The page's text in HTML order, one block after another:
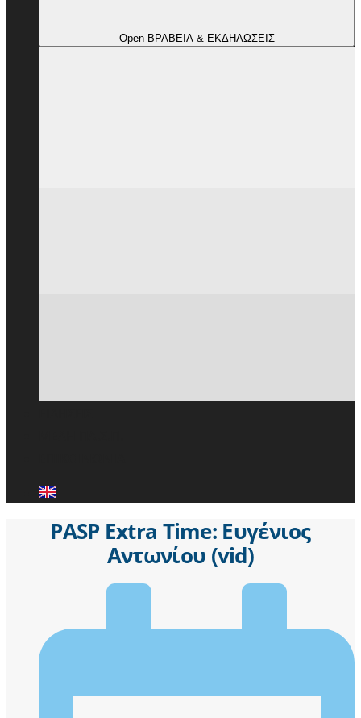
Open ΒΡΑΒΕΙΑ & ΕΚΔΗΛΩΣΕΙΣ
PASP Extra Time: Ευγένιος
Αντωνίου (vid)